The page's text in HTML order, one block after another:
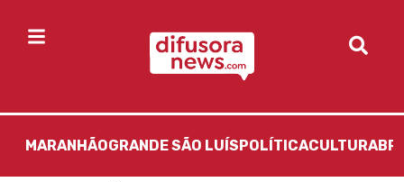
MARANHÃOGRANDE SÃO LUÍS POLÍTICACULTURA